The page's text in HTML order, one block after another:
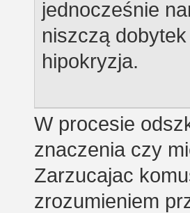
jednocześnie
niszczą
hipokryzja.
W procesie
znaczenia czy
Zarzucajac
zrozumieniem